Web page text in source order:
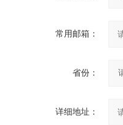
常用邮箱：
省份：
详细地址：